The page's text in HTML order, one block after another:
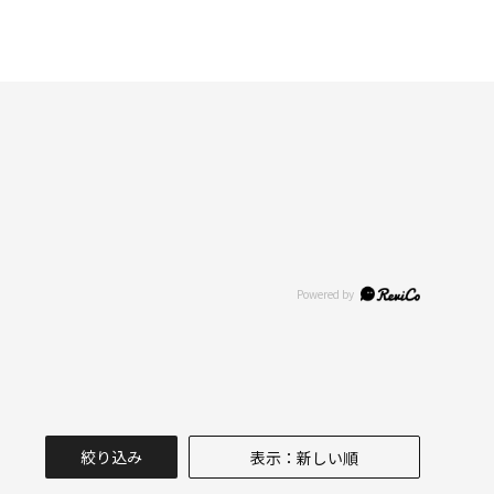
絞り込み 表示：新しい順